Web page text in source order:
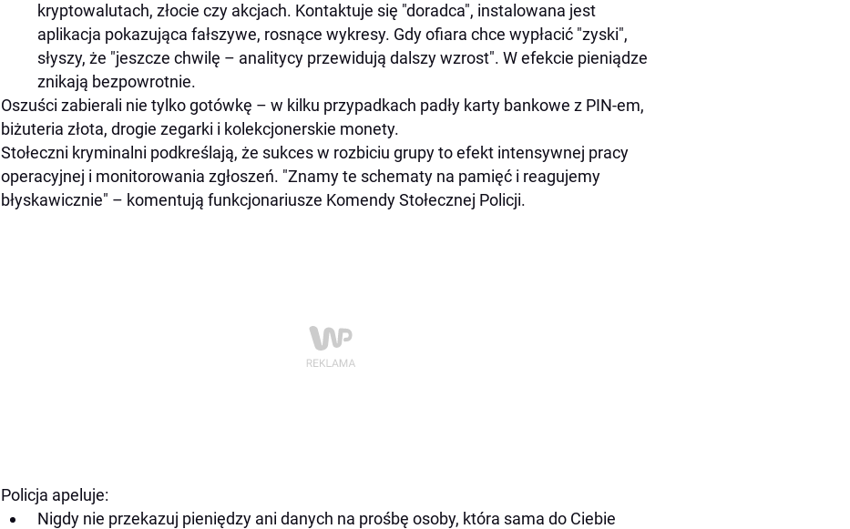
kryptowalutach, złocie czy akcjach. Kontaktuje się "doradca", instalowana jest
aplikacja pokazująca fałszywe, rosnące wykresy. Gdy ofiara chce wypłacić "zyski",
słyszy, że "jeszcze chwilę – analitycy przewidują dalszy wzrost". W efekcie pieniądze
znikają bezpowrotnie.
Oszuści zabierali nie tylko gotówkę – w kilku przypadkach padły karty bankowe z PIN-em,
biżuteria złota, drogie zegarki i kolekcjonerskie monety.
Stołeczni kryminalni podkreślają, że sukces w rozbiciu grupy to efekt intensywnej pracy
operacyjnej i monitorowania zgłoszeń. "Znamy te schematy na pamięć i reagujemy
błyskawicznie" – komentują funkcjonariusze Komendy Stołecznej Policji.
Policja apeluje:
Nigdy nie przekazuj pieniędzy ani danych na prośbę osoby, która sama do Ciebie